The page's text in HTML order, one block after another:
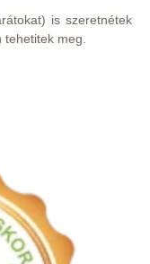
is szeretnétek
meg.